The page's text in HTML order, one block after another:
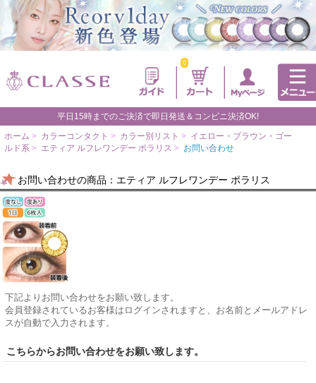
0
平日15時までのご決済で即日発送＆コンビニ決済OK!
ホーム > カラーコンタクト > カラー別リスト > イエロー・ブラウン・ゴー
ルド系 > エティア ルフレワンデー ポラリス > お問い合わせ
お問い合わせの商品：エティア ルフレワンデー ポラリス
下記よりお問い合わせをお願い致します。
会員登録されているお客様はログインされますと、お名前とメールアドレ
スが自動で入力されます。
こちらからお問い合わせをお願い致します。